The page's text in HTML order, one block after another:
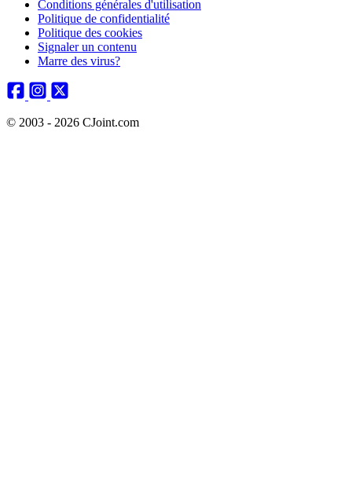
Conditions générales d'utilisation
Politique de confidentialité
Politique des cookies
Signaler un contenu
Marre des virus?
© 2003 - 2026 CJoint.com